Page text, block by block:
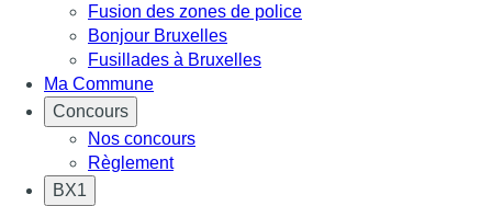
Fusion des zones de police
Bonjour Bruxelles
Fusillades à Bruxelles
Ma Commune
Concours
Nos concours
Règlement
BX1